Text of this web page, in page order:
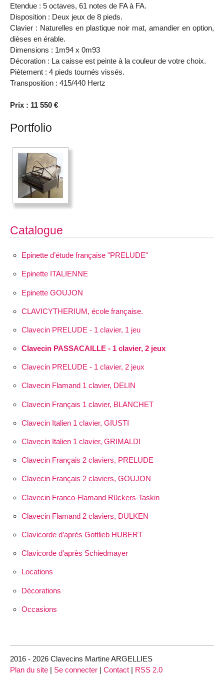
Etendue : 5 octaves, 61 notes de FA à FA.
Disposition : Deux jeux de 8 pieds.
Clavier : Naturelles en plastique noir mat, amandier en option,
dièses en érable.
Dimensions : 1m94 x 0m93
Décoration : La caisse est peinte à la couleur de votre choix.
Piètement : 4 pieds tournés vissés.
Transposition : 415/440 Hertz
Prix : 11 550 €
Portfolio
Catalogue
Epinette d’étude française "PRELUDE"
Epinette ITALIENNE
Epinette GOUJON
CLAVICYTHERIUM, école française.
Clavecin PRELUDE - 1 clavier, 1 jeu
Clavecin PASSACAILLE - 1 clavier, 2 jeux
Clavecin PRELUDE - 1 clavier, 2 jeux
Clavecin Flamand 1 clavier, DELIN
Clavecin Français 1 clavier, BLANCHET
Clavecin Italien 1 clavier, GIUSTI
Clavecin Italien 1 clavier, GRIMALDI
Clavecin Français 2 claviers, PRELUDE
Clavecin Français 2 claviers, GOUJON
Clavecin Franco-Flamand Rückers-Taskin
Clavecin Flamand 2 claviers, DULKEN
Clavicorde d’après Gottlieb HUBERT
Clavicorde d’après Schiedmayer
Locations
Décorations
Occasions
2016 - 2026 Clavecins Martine ARGELLIES
Plan du site | Se connecter | Contact | RSS 2.0